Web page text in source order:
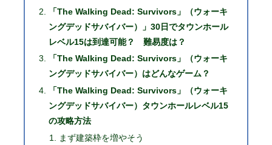
「The Walking Dead: Survivors」（ウォーキ
ングデッドサバイバー）」30日でタウンホール
レベル15は到達可能？ 難易度は？
「The Walking Dead: Survivors」（ウォーキ
ングデッドサバイバー）はどんなゲーム？
「The Walking Dead: Survivors」（ウォーキ
ングデッドサバイバー）タウンホールレベル15
の攻略方法
まず建築枠を増やそう